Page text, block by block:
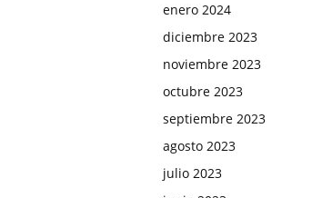
enero 2024
diciembre 2023
noviembre 2023
octubre 2023
septiembre 2023
agosto 2023
julio 2023